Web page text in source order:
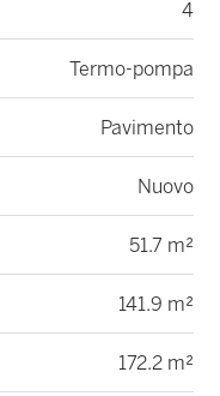
4
Termo-pompa
Pavimento
Nuovo
51.7 m²
141.9 m²
172.2 m²